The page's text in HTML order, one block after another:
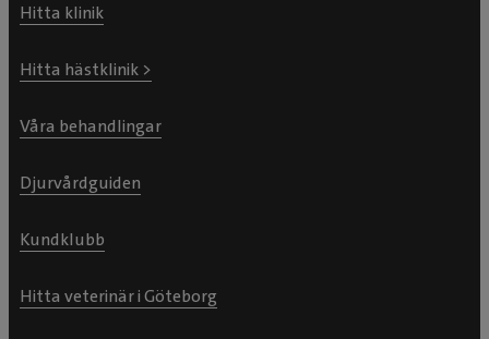
Hitta klinik
Hitta hästklinik >
Våra behandlingar
Djurvårdguiden
Kundklubb
Hitta veterinär i Göteborg